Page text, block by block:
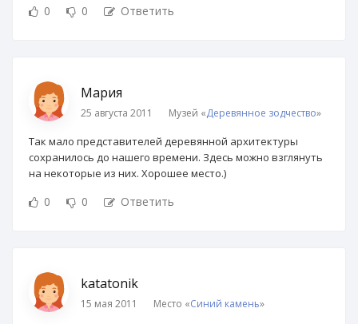
0 0 Ответить
Мария
25 августа 2011 Музей «Деревянное зодчество»
Так мало представителей деревянной архитектуры
сохранилось до нашего времени. Здесь можно взглянуть
на некоторые из них. Хорошее место.)
0 0 Ответить
katatonik
15 мая 2011 Место «Синий камень»